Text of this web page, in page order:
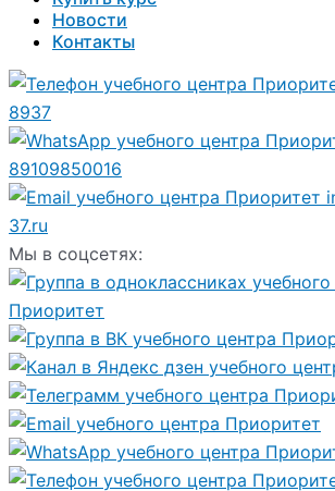
Новости
Контакты
8937
89109850016
37.ru
Мы в соцсетях: